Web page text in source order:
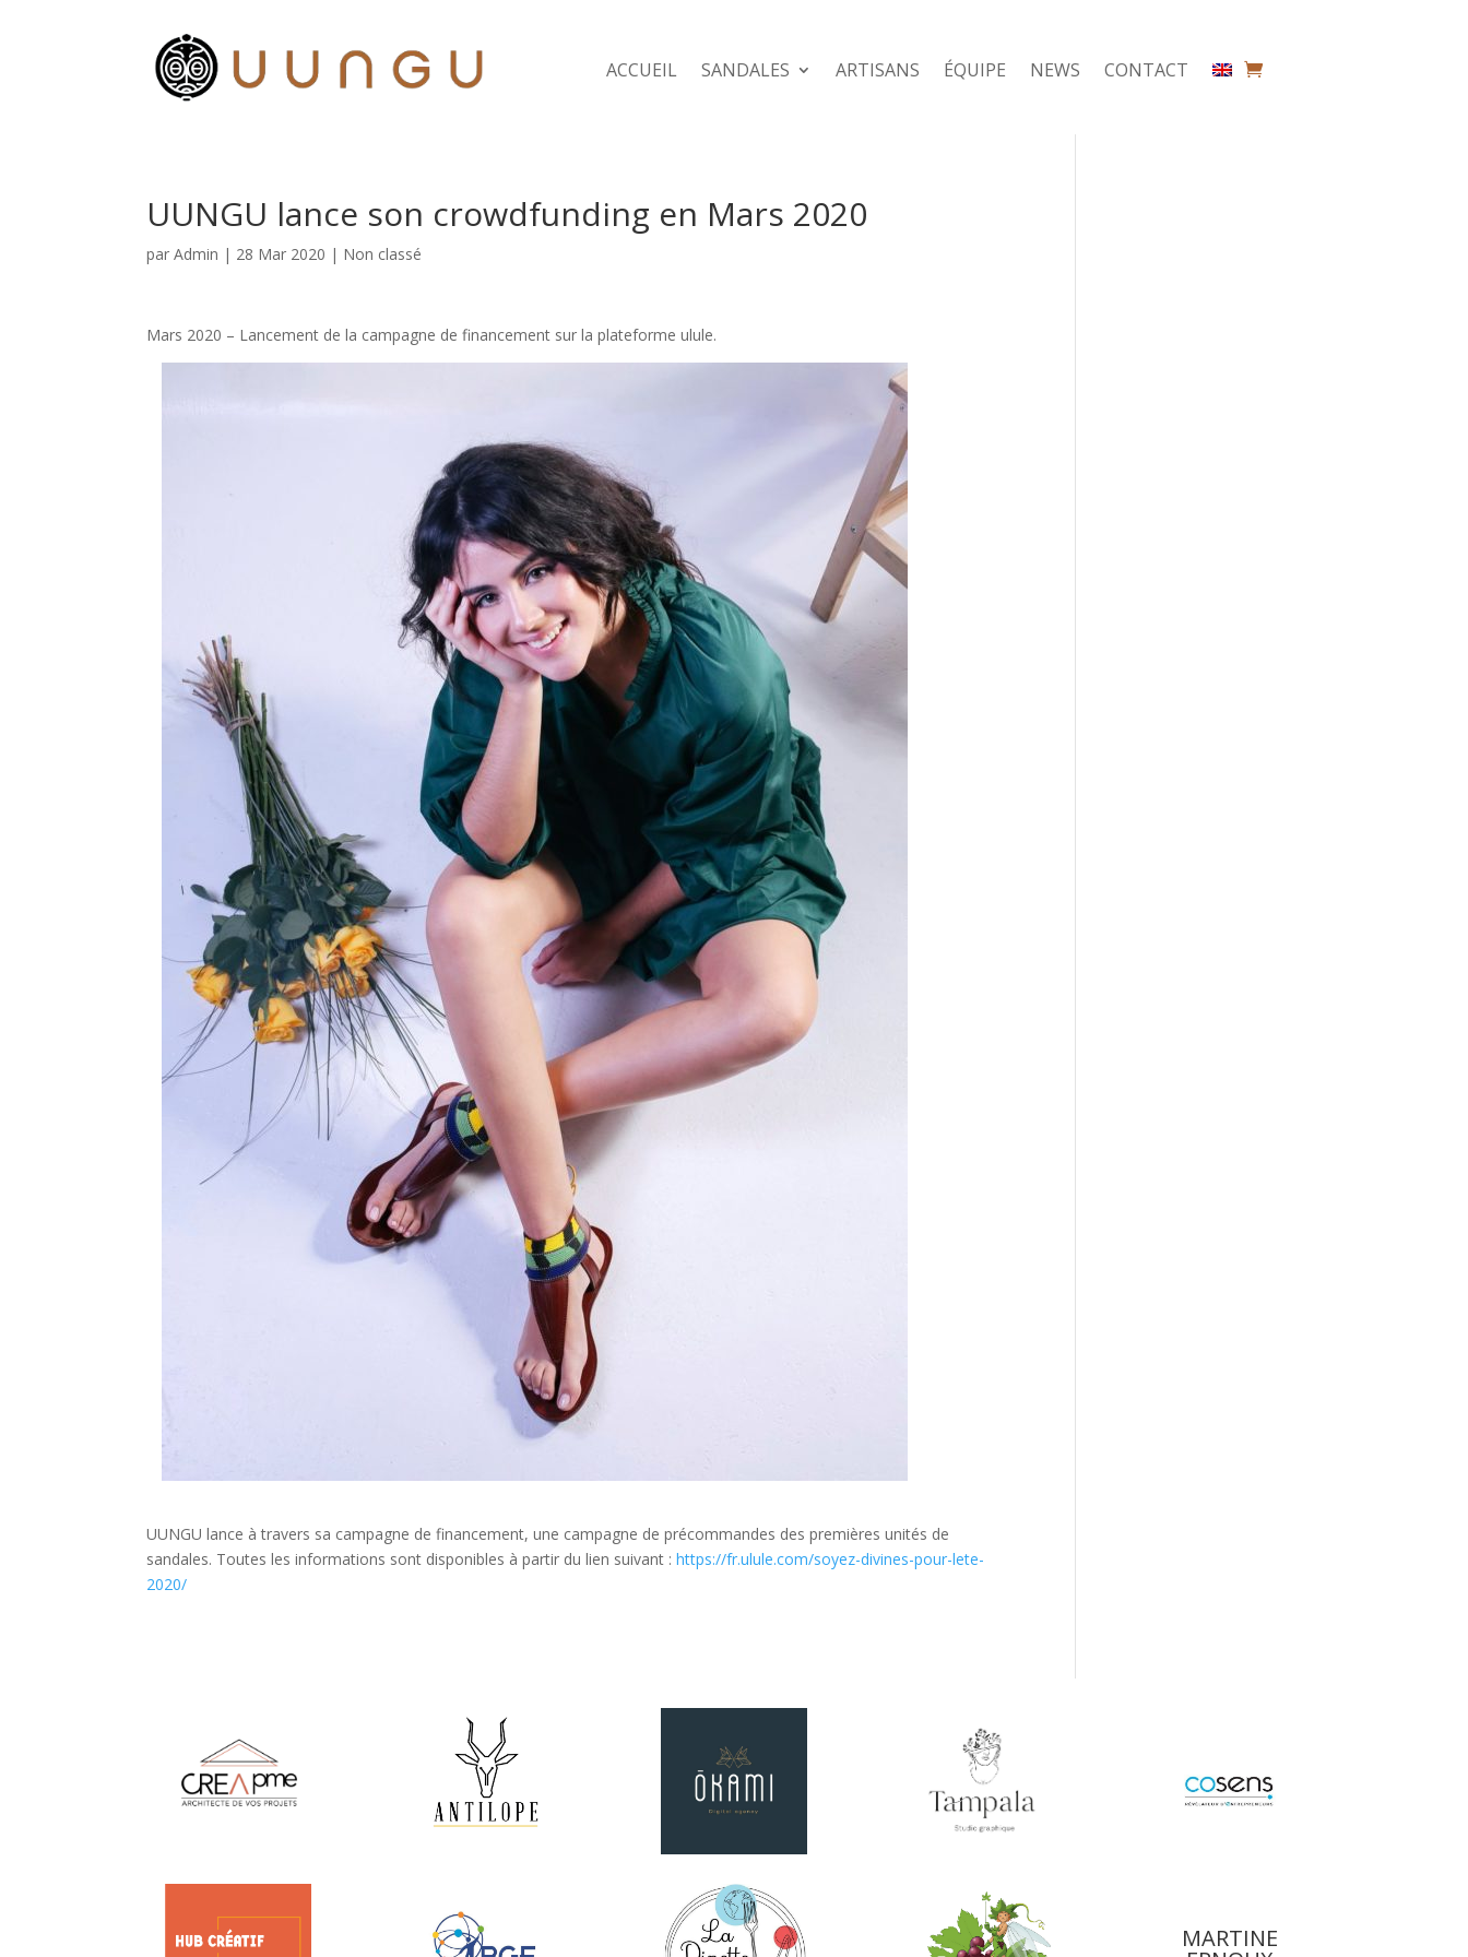
ACCUEIL SANDALES ARTISANS ÉQUIPE NEWS CONTACT
UUNGU lance son crowdfunding en Mars 2020
parAdmin | 28 Mar 2020 | Non classé
Mars 2020 – Lancement de la campagne de financement sur la plateforme ulule.
UUNGU lance à travers sa campagne de financement, une campagne de précommandes des premières unités de
sandales. Toutes les informations sont disponibles à partir du lien suivant :https://fr.ulule.com/soyez-divines-pour-lete-
2020/
MARTINE